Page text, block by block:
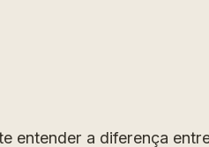
entender a diferença